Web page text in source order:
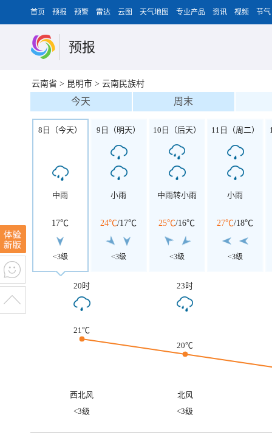
首页 预报 预警 雷达 云图 天气地图 专业产品 资讯 视频 节气
预报
云南省 > 昆明市 > 云南民族村
今天 周末
8日（今天）
中雨
17℃
<3级
9日（明天）
小雨
24℃/17℃
<3级
10日（后天）
中雨转小雨
25℃/16℃
<3级
11日（周二）
小雨
27℃/18℃
<3级
20时 23时
21℃
20℃
西北风
北风
<3级
<3级